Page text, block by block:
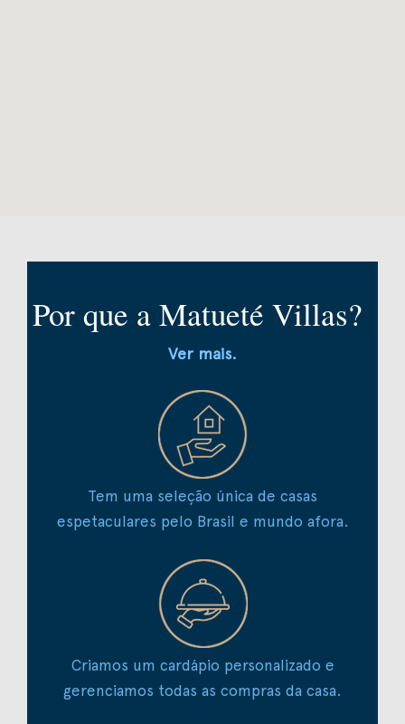
Por que a Matueté Villas?
Ver mais.
Tem uma seleção única de casas
espetaculares pelo Brasil e mundo afora.
Criamos um cardápio personalizado e
gerenciamos todas as compras da casa.